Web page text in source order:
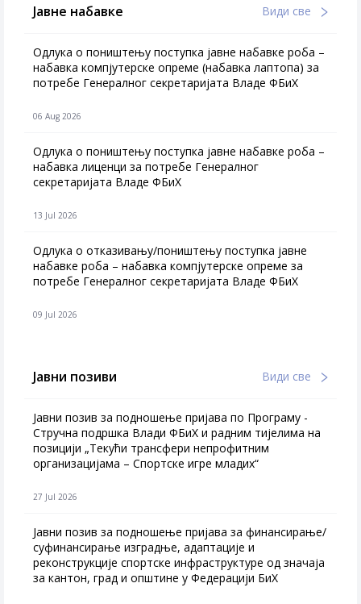
Јавне набавке Види све
Одлука о поништењу поступка јавне набавке роба –
набавка компјутерске опреме (набавка лаптопа) за
потребе Генералног секретаријата Владе ФБиХ
06 Aug 2026
Одлука о поништењу поступка јавне набавке роба –
набавка лиценци за потребе Генералног
секретаријата Владе ФБиХ
13 Jul 2026
Одлука о отказивању/поништењу поступка јавне
набавке роба – набавка компјутерске опреме за
потребе Генералног секретаријата Владе ФБиХ
09 Jul 2026
Јавни позиви Види све
Јавни позив за подношење пријава по Програму -
Стручна подршка Влади ФБиХ и радним тијелима на
позицији „Текући трансфери непрофитним
организацијама – Спортске игре младих“
27 Jul 2026
Jавни позив за подношење пријава за финансирање/
суфинансирање изградње, адаптације и
реконструкције спортске инфраструктуре од значаја
за кантон, град и општине у Федерацији БиХ